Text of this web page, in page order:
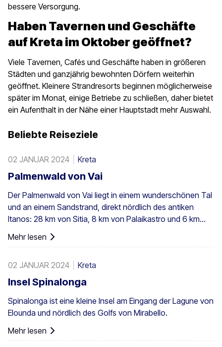
bessere Versorgung.
Haben Tavernen und Geschäfte
auf Kreta im Oktober geöffnet?
Viele Tavernen, Cafés und Geschäfte haben in größeren
Städten und ganzjährig bewohnten Dörfern weiterhin
geöffnet. Kleinere Strandresorts beginnen möglicherweise
später im Monat, einige Betriebe zu schließen, daher bietet
ein Aufenthalt in der Nähe einer Hauptstadt mehr Auswahl.
Beliebte Reiseziele
02 JANUAR 2024 Kreta
Palmenwald von Vai
Der Palmenwald von Vai liegt in einem wunderschönen Tal
und an einem Sandstrand, direkt nördlich des antiken
Itanos: 28 km von Sitia, 8 km von Palaikastro und 6 km
Fläche von 200 Stremmata (50 Acres) besteht er aus den
Kolonie nicht nur in Griechenland, sondern in ganz Europa.
Ein ausreichend großer Bestand existiert auch in Preveli,
mit kleineren Gruppen an anderen Orten, z. B. in Agios
Nikitas. Die Palme kommt außerdem vereinzelt auf den
südwestlichen Ägäisinseln, auf Zypern und in der Türkei
vor.
Mehr lesen
02 JANUAR 2024 Kreta
Insel Spinalonga
Spinalonga ist eine kleine Insel am Eingang der Lagune von
Elounda und nördlich des Golfs von Mirabello.
Mehr lesen